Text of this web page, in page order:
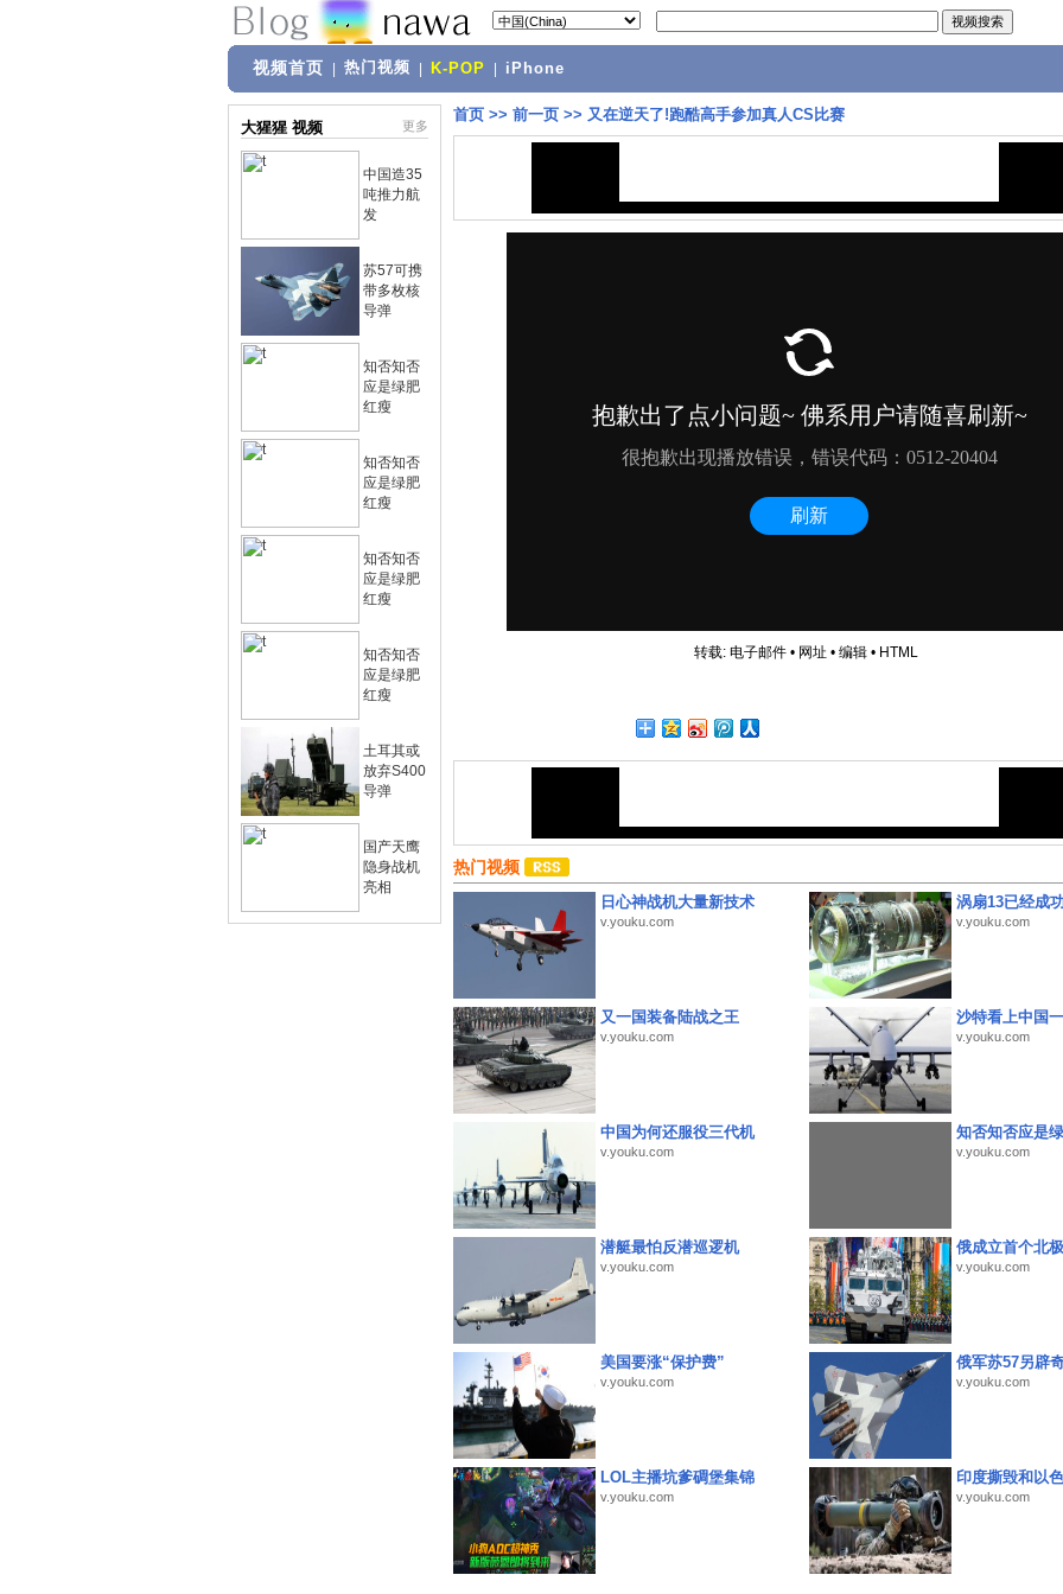
视频首页 热门视频 K-POP iPhone
大猩猩 视频 更多
中国造35
吨推力航
发
苏57可携
带多枚核
导弹
知否知否
应是绿肥
红瘦
知否知否
应是绿肥
红瘦
知否知否
应是绿肥
红瘦
知否知否
应是绿肥
红瘦
土耳其或
放弃S400
导弹
国产天鹰
隐身战机
亮相
首页 >> 前一页 >> 又在逆天了!跑酷高手参加真人CS比赛
转载: 电子邮件• 网址 • 编辑• HTML
热门视频
日心神战机大量新技术
v.youku.com
涡扇13已经成
v.youku.com
又一国装备陆战之王
v.youku.com
沙特看上中国
v.youku.com
中国为何还服役三代机
v.youku.com
知否知否应是
v.youku.com
潜艇最怕反潜巡逻机
v.youku.com
俄成立首个北
v.youku.com
美国要涨“保护费”
v.youku.com
俄军苏57另辟
v.youku.com
LOL主播坑爹碉堡集锦
v.youku.com
印度撕毁和以
v.youku.com